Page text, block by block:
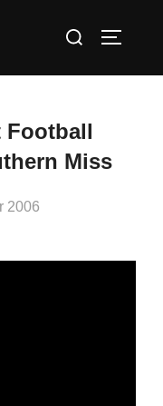
Søg
Football
Miss
2006